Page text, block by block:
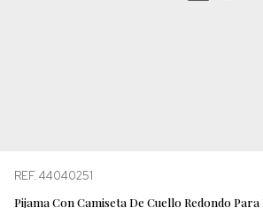
REF. 44040251
Pijama Con Camiseta De Cuello Redondo